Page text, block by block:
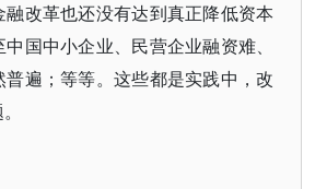
改革也还没有达到真正降低资本
国中小企业、民营企业融资难、
遍；等等。这些都是实践中，改